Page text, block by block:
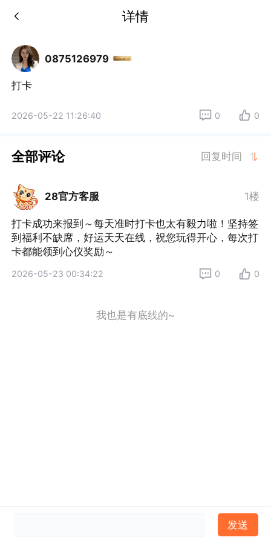
详情
0875126979
打卡
2026-05-22 11:26:40 0 0
全部评论 回复时间
28官方客服 1楼
打卡成功来报到～每天准时打卡也太有毅力啦！坚持签
到福利不缺席，好运天天在线，祝您玩得开心，每次打
卡都能领到心仪奖励～
2026-05-23 00:34:22 0 0
我也是有底线的~
发送